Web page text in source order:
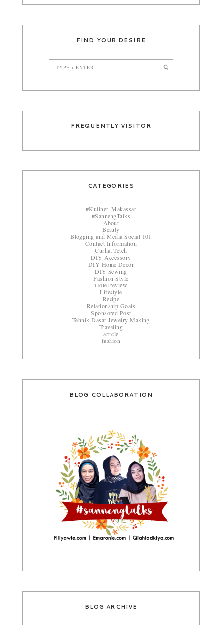
FIND YOUR DESIRE
FREQUENTLY VISITOR
CATEGORIES
#Kuliner_Makassar
#SannengTalks
About
Beauty
Blogging and Media Social 101
Contact Information
Curhat Teteh
DIY Accessory
DIY Home Decor
DIY Sewing
Fashion Style
Hotel review
Lifestyle
Recipe
Relationship Goals
Sponsored Post
Tehnik Dasar Jewelry Making
Traveling
article
fashion
BLOG COLLABORATION
BLOG ARCHIVE